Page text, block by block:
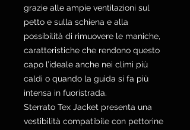
grazie alle ampie ventilazioni sul
petto e sulla schiena e alla
possibilità di rimuovere le maniche,
caratteristiche che rendono questo
capo l’ideale anche nei climi più
caldi o quando la guida si fa più
intensa in fuoristrada.
Sterrato Tex Jacket presenta una
vestibilità compatibile con pettorine